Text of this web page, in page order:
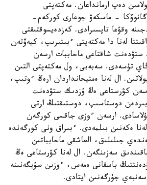
دەپ ارمانداعان. مەكتەپتى
- ماسكەۋ جوعارى كوركەم-
وقۋعا تاپسىرادى. كەزدەيسوقتىقتى
لەنا دا مەكتەپتى ءبىتىرىپ، كيەۆتەن
ستۋدەنت شاقتاعى ماحاببات ارسەن
تۇسەدى. سەبەبى، ول مەكتەپتى التىن
ال لەنا ەمتيحانداردان ارەڭ ءوتىپ،
كۋرستاعى ەڭ ۇزدىك ستۋدەنت
بىردەن دوستاسىپ، دوستىقتىڭ ارتى
ۇلاسادى. ارسەن ءوزى جاقسى كورگەن
ەكەنىن بىلمەدى. ءبىراق ونى كورگەندە
جىلىلىق، العاشقى ماحابباتىن
سەزىنگەن. ال لەنا كۋرستاعى ەڭ
باسقانى ەمەس، ءوزىن سۇيگەنىنە
سەنبەي جۇرگەنىن ايتادى.